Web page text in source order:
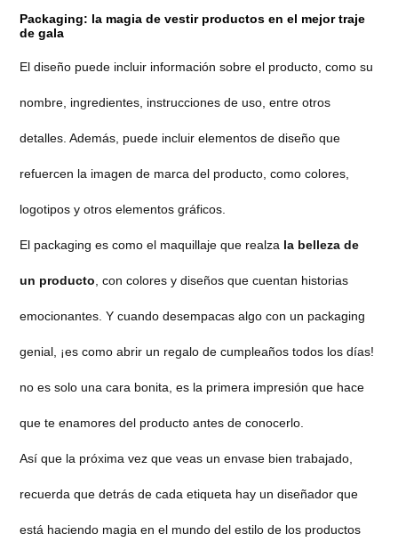
Packaging: la magia de vestir productos en el mejor traje
de gala
El diseño puede incluir información sobre el producto, como su
nombre, ingredientes, instrucciones de uso, entre otros
detalles. Además, puede incluir elementos de diseño que
refuercen la imagen de marca del producto, como colores,
logotipos y otros elementos gráficos.
El packaging es como el maquillaje que realza la belleza de
un producto, con colores y diseños que cuentan historias
emocionantes. Y cuando desempacas algo con un packaging
genial, ¡es como abrir un regalo de cumpleaños todos los días!
no es solo una cara bonita, es la primera impresión que hace
que te enamores del producto antes de conocerlo.
Así que la próxima vez que veas un envase bien trabajado,
recuerda que detrás de cada etiqueta hay un diseñador que
está haciendo magia en el mundo del estilo de los productos